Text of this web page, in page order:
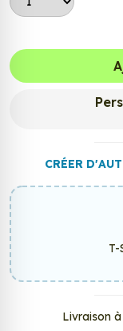
CRÉER
T-
Livraison à